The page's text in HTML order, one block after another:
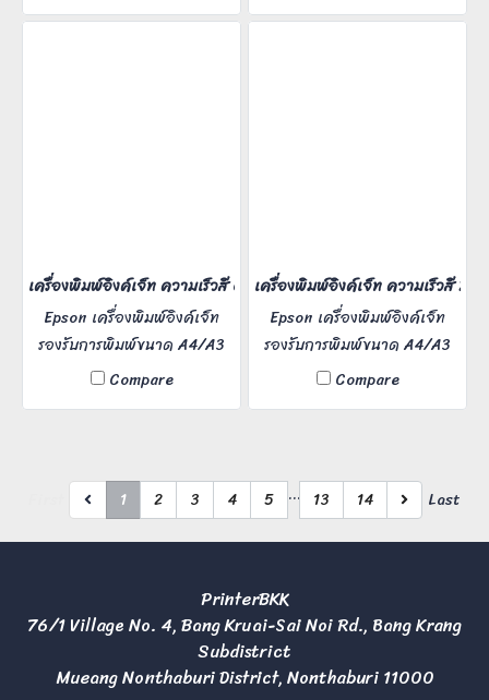
เครื่องพิมพ์อิงค์เจ็ท ความเร็วสี 60 หน้า/นาที
Epson เครื่องพิมพ์อิงค์เจ็ท
รองรับการพิมพ์ขนาด A4/A3
ความละเอียดงานพิมพ์
และประสิทธิภาพในการพิมพ์สูง
ท่านใดสนใจเช่าติดต่อเราเข้ามา
ได้เลยค่ะ
Compare
เครื่องพิมพ์อิงค์เจ็ท ความเร็วสี 25
Epson เครื่องพิมพ์อิงค์เจ็ท
รองรับการพิมพ์ขนาด A4/A3
ความละเอียดงานพิมพ์
ใช้งานสะดวกง่ายดาย บำรุง
รักษาน้อย และประสิทธิภาพใน
การพิมพ์สูง ท่านใดสนใจเช่า
Compare
1 2 3 4 5 … 13 14 Last
PrinterBKK
76/1 Village No. 4, Bang Kruai-Sai Noi Rd., Bang Krang
Subdistrict
Mueang Nonthaburi District, Nonthaburi 11000